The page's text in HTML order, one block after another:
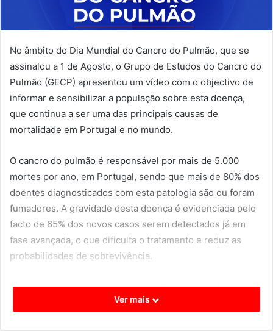
No âmbito do Dia Mundial do Cancro do Pulmão, que se
assinalou a 1 de Agosto, o Grupo de Estudos do Cancro do
Pulmão (GECP) apresentou um vídeo com o objectivo de
informar e sensibilizar a população sobre esta doença,
que continua a ser uma das principais causas de
mortalidade em Portugal e no mundo.
O cancro do pulmão é responsável por mais de 5.000
mortes por ano, em Portugal, sendo que mais de 80% dos
doentes diagnosticados com esta patologia são ou foram
fumadores. A gravidade desta doença é evidenciada pelo
facto de 65% dos novos casos serem detectados já em
fase avançada, o que dificulta o tratamento e reduz as
probabilidades de sobrevivência.
O vídeo, que conta com o apoio da Takeda e da Johnson &
Johnson, aborda, de forma clara e acessível, os principais
Ver mais